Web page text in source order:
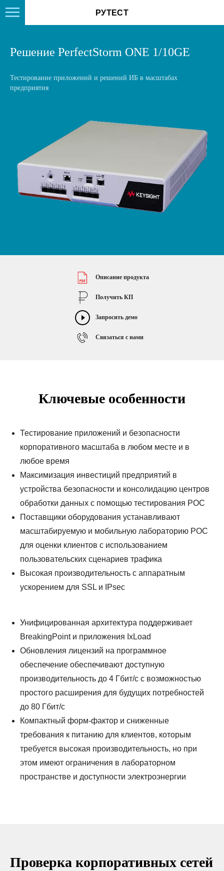
РУТЕСТ
Решение PerfectStorm ONE 1/10GE
Тестирование приложений и решений ИБ в масштабах
предприятия
Описание продукта
Получить КП
Запросить демо
Связаться с нами
Ключевые особенности
Тестирование приложений и безопасности
корпоративного масштаба в любом месте и в
любое время
Максимизация инвестиций предприятий в
устройства безопасности и консолидацию центров
обработки данных с помощью тестирования POC
Поставщики оборудования устанавливают
масштабируемую и мобильную лабораторию POC
для оценки клиентов с использованием
пользовательских сценариев трафика
Высокая производительность с аппаратным
ускорением для SSL и IPsec
Унифицированная архитектура поддерживает
BreakingPoint и приложения IxLoad
Обновления лицензий на программное
обеспечение обеспечивают доступную
производительность до 4 Гбит/с с возможностью
простого расширения для будущих потребностей
до 80 Гбит/с
Компактный форм-фактор и сниженные
требования к питанию для клиентов, которым
требуется высокая производительность, но при
этом имеют ограничения в лабораторном
пространстве и доступности электроэнергии
Проверка корпоративных сетей